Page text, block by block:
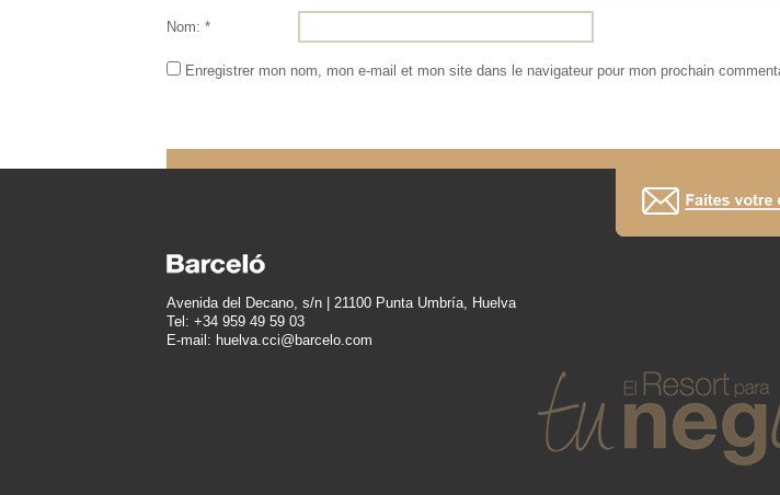
Nom: *
Enregistrer mon nom, mon e-mail et mon site dans le navigateur pour mon prochain
Avenida del Decano, s/n | 21100 Punta Umbría, Huelva
Tel: +34 959 49 59 03
E-mail: huelva.cci@barcelo.com